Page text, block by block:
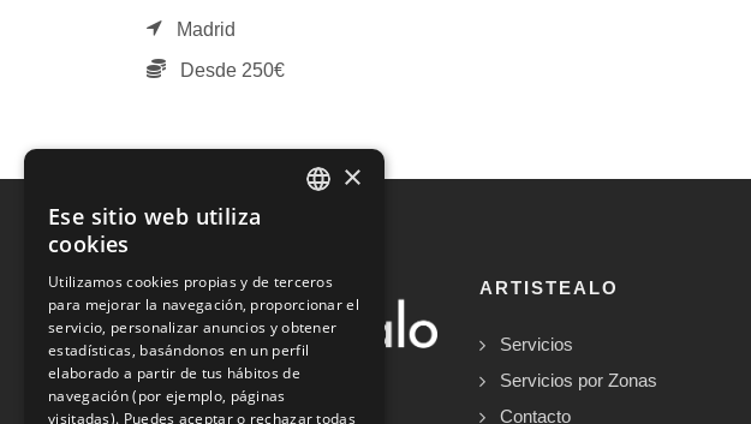
Madrid
Desde 250€
ARTISTEALO
Servicios
Servicios por Zonas
Contacto
×
Ese sitio web utiliza
cookies
Utilizamos cookies propias y de terceros
para mejorar la navegación, proporcionar el
servicio, personalizar anuncios y obtener
estadísticas, basándonos en un perfil
elaborado a partir de tus hábitos de
navegación (por ejemplo, páginas
visitadas). Puedes aceptar o rechazar todas